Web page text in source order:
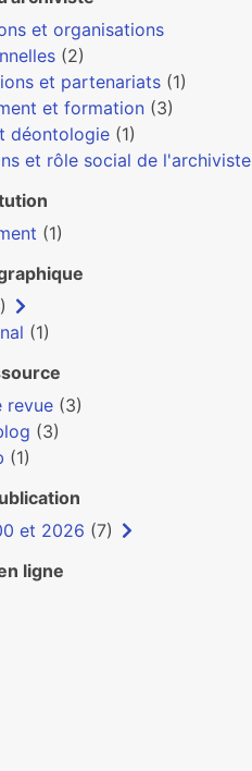
et organisations
(2)
et partenariats (1)
et formation (3)
déontologie (1)
et rôle social de l'archiviste
(1)
(1)
revue (3)
(3)
(1)
et 2026 (7)
ligne